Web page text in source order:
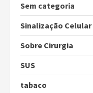
Sem categoria
Sinalização Celular
Sobre Cirurgia
SUS
tabaco